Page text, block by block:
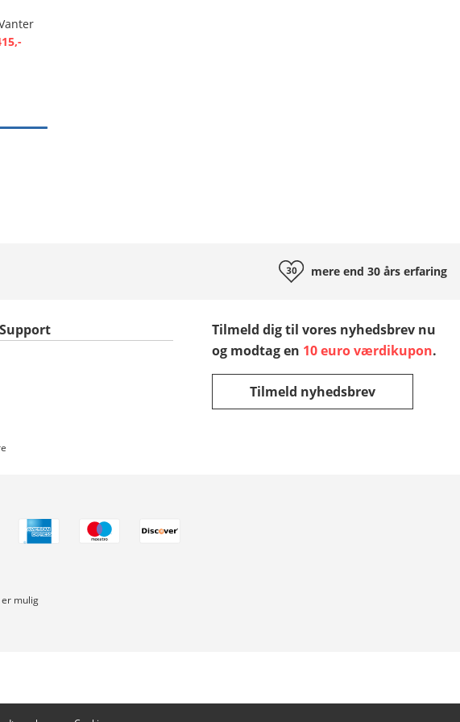
mere end 30 års erfaring
Tilmeld dig til vores nyhedsbrev nu
og modtag en 10 euro værdikupon.
Tilmeld nyhedsbrev
er mulig